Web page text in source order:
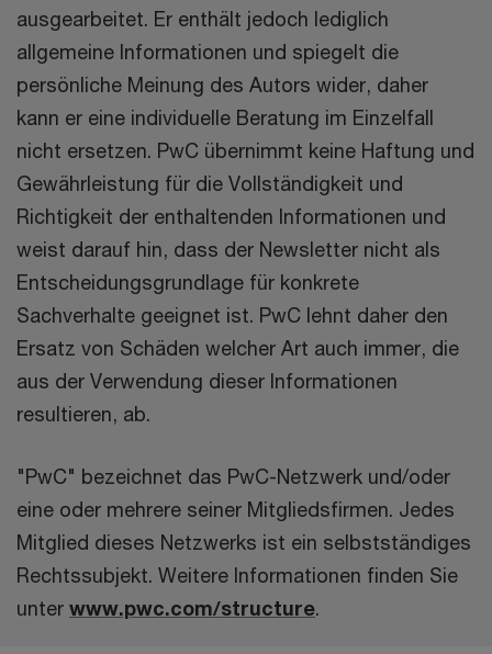
ausgearbeitet. Er enthält jedoch lediglich
allgemeine Informationen und spiegelt die
persönliche Meinung des Autors wider, daher
kann er eine individuelle Beratung im Einzelfall
nicht ersetzen. PwC übernimmt keine Haftung und
Gewährleistung für die Vollständigkeit und
Richtigkeit der enthaltenden Informationen und
weist darauf hin, dass der Newsletter nicht als
Entscheidungsgrundlage für konkrete
Sachverhalte geeignet ist. PwC lehnt daher den
Ersatz von Schäden welcher Art auch immer, die
aus der Verwendung dieser Informationen
resultieren, ab.
"PwC" bezeichnet das PwC-Netzwerk und/oder
eine oder mehrere seiner Mitgliedsfirmen. Jedes
Mitglied dieses Netzwerks ist ein selbstständiges
Rechtssubjekt. Weitere Informationen finden Sie
unter www.pwc.com/structure.